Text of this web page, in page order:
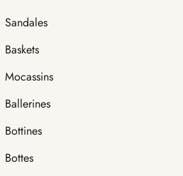
Sandales
Baskets
Mocassins
Ballerines
Bottines
Bottes